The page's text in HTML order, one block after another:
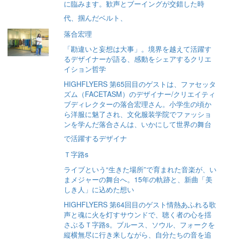
に臨みます。歓声とブーイングが交錯した時
代、掴んだベルト、
落合宏理
「勘違いと妄想は大事」。境界を越えて活躍す
るデザイナーが語る、感動をシェアするクリエ
イション哲学
HIGHFLYERS 第65回目のゲストは、ファセッタ
ズム（FACETASM）のデザイナー/クリエイティ
ブディレクターの落合宏理さん。小学生の頃か
ら洋服に魅了され、文化服装学院でファッショ
ンを学んだ落合さんは、いかにして世界の舞台
で活躍するデザイナ
Ｔ字路s
ライブという“生きた場所”で育まれた音楽が、い
まメジャーの舞台へ。15年の軌跡と、新曲「美
しき人」に込めた想い
HIGHFLYERS 第64回目のゲスト情熱あふれる歌
声と魂に火を灯すサウンドで、聴く者の心を揺
さぶるＴ字路s。ブルース、ソウル、フォークを
縦横無尽に行き来しながら、自分たちの音を追